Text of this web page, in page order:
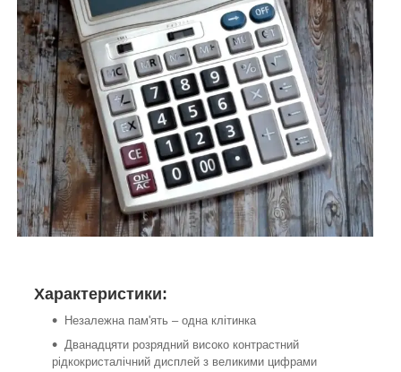
Характеристики:
Незалежна пам'ять – одна клітинка
Дванадцяти розрядний високо контрастний
рідкокристалічний дисплей з великими цифрами